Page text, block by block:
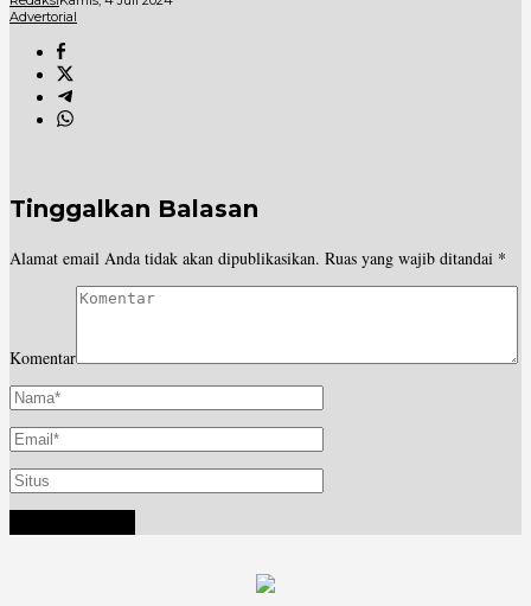
Advertorial
Tinggalkan Balasan
Alamat email Anda tidak akan dipublikasikan. Ruas yang wajib ditandai *
Komentar